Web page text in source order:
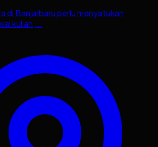
di Banjarbaru perlu menyatukan
kuliah,...